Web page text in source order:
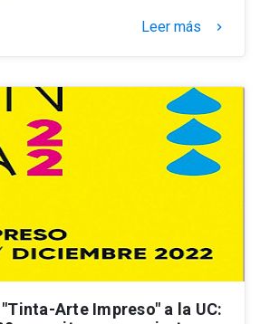
Leer más keyboard_arrow_right
Arte Impreso" a la UC: